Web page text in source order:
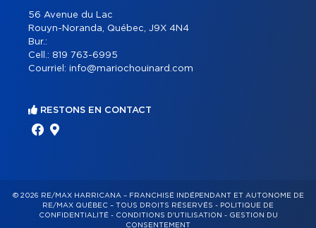
56 Avenue du Lac
Rouyn-Noranda, Québec, J9X 4N4
Bur.:
Cell.: 819 763-6995
Courriel: info@mariochouinard.com
RESTONS EN CONTACT
© 2026 RE/MAX HARRICANA – FRANCHISÉ INDÉPENDANT ET AUTONOME DE
RE/MAX QUÉBEC – TOUS DROITS RÉSERVÉS - POLITIQUE DE
CONFIDENTIALITÉ- CONDITIONS D'UTILISATION - GESTION DU
CONSENTEMENT